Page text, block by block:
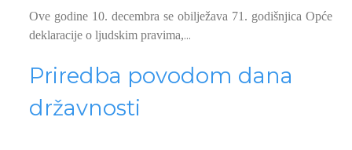
Ove godine 10. decembra se obilježava 71. godišnjica Opće
deklaracije o ljudskim pravima,...
Priredba povodom dana
državnosti